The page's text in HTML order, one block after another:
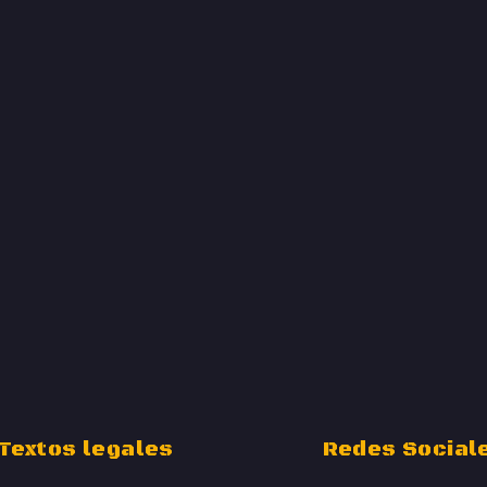
Textos legales Redes